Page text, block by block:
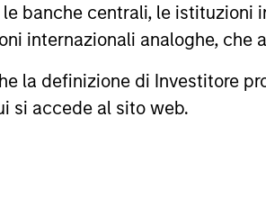
banche centrali, le istituzioni
internazionali analoghe, che
la definizione di Investitore
si accede al sito web.
base di una misura del rendimento
enfasi sulle variazioni al ribasso e
4 stelle, al successivo 35% 3 stelle, al
totali, il 60% del rating a cinque anni/
a tre anni per almeno 120 mesi di
l’effetto maggiore viene esercitato